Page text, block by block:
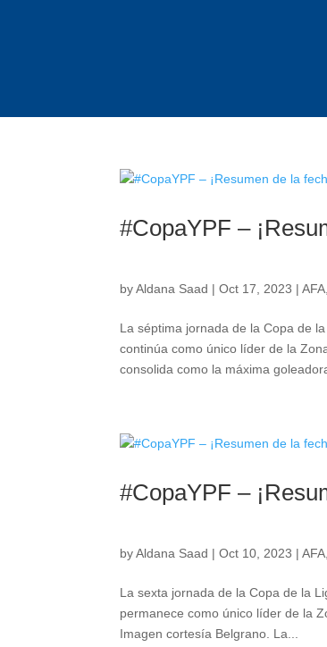
#CopaYPF –
byAldana Saad |Oct 17, 2023 |AFA
La séptima jornada de la Copa de
continúa como único líder de la
consolida como la máxima
#CopaYPF –
byAldana Saad |Oct 10, 2023 |AFA
La sexta jornada de la Copa de la
permanece como único líder de la
Imagen cortesía Belgrano. La...